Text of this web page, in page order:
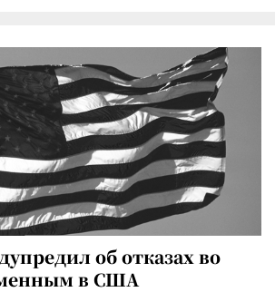
об отказах во
в США